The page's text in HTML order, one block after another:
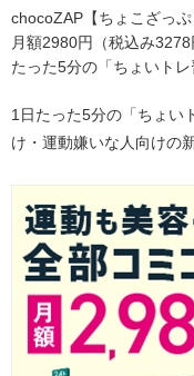
chocoZAP【ちょこざっ
月額2980円（税込み
たった5分の「ちょいト
1日たった5分の「ちょい
け・運動嫌いな人向けの